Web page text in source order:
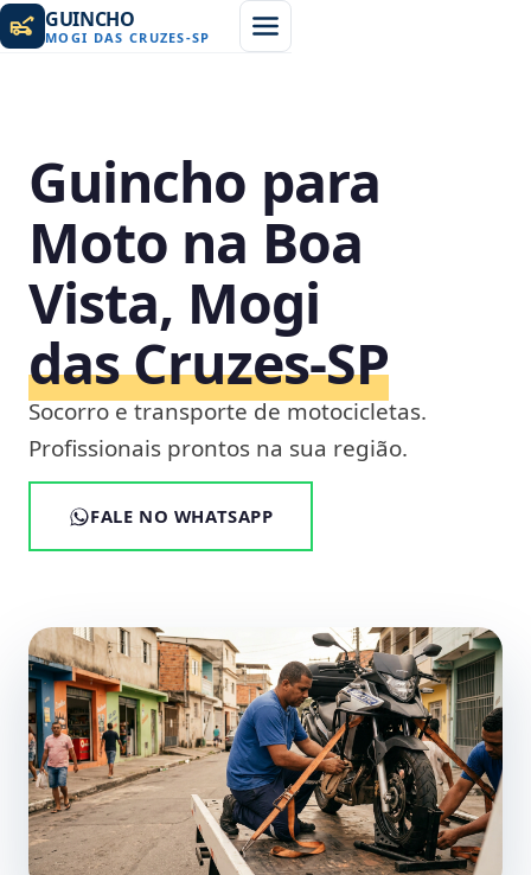
GUINCHO
MOGI DAS CRUZES-SP
Guincho para
Moto na Boa
Vista, Mogi
das Cruzes‑SP
Socorro e transporte de motocicletas.
Profissionais prontos na sua região.
FALE NO WHATSAPP